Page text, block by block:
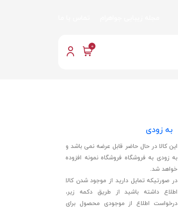
0
به زودی
این کالا در حال حاضر قابل عرضه نمی باشد و
به زودی به فروشگاه فروشگاه نمونه افزوده
خواهد شد.
در صورتیکه تمایل دارید از موجود شدن کالا
اطلاع داشته باشید از طریق دکمه زیر،
درخواست اطلاع از موجودی محصول برای